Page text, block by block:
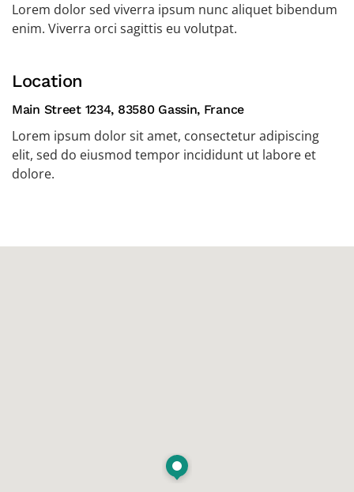
Lorem dolor sed viverra ipsum nunc aliquet bibendum
enim. Viverra orci sagittis eu volutpat.
Location
Main Street 1234, 83580 Gassin, France
Lorem ipsum dolor sit amet, consectetur adipiscing
elit, sed do eiusmod tempor incididunt ut labore et
dolore.